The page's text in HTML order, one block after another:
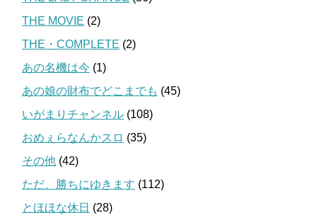
THE MOVIE (2)
THE・COMPLETE (2)
あの名機は今 (1)
あの娘の財布でどこまでも (45)
いがまりチャンネル (108)
おめぇらなんかスロ (35)
その他 (42)
ただ、勝ちにゆきます (112)
とほほな休日 (28)